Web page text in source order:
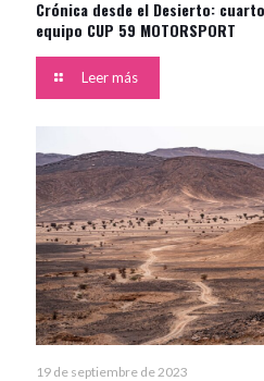
Crónica desde el Desierto:
equipo CUP 59 MOTORSPORT
Leer más
19 de septiembre de 2023